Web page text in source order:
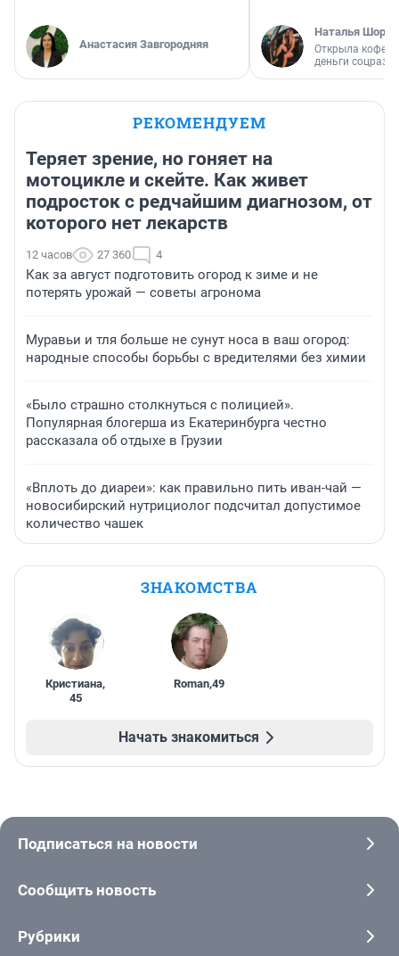
Анастасия Завгородняя
Наталья
Открыла
деньги
РЕКОМЕНДУЕМ
Теряет зрение, но гоняет на
мотоцикле и скейте. Как живет
подросток с редчайшим диагнозом, от
которого нет лекарств
12 часов 27 360 4
Как за август подготовить огород к зиме и не
потерять урожай — советы агронома
Муравьи и тля больше не сунут носа в ваш огород:
народные способы борьбы с вредителями без химии
«Было страшно столкнуться с полицией».
Популярная блогерша из Екатеринбурга честно
рассказала об отдыхе в Грузии
«Вплоть до диареи»: как правильно пить иван-чай —
новосибирский нутрициолог подсчитал допустимое
количество чашек
ЗНАКОМСТВА
Кристиана,
45
Roman,49
Начать знакомиться
Подписаться на новости
Сообщить новость
Рубрики